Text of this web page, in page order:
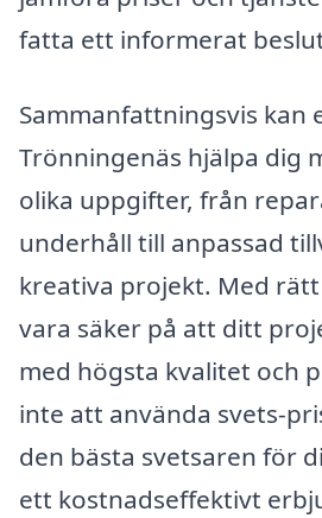
fatta ett informerat
Sammanfattningsvis kan
Trönningenäs hjälpa dig
olika uppgifter, från
underhåll till anpassad
kreativa projekt. Med
vara säker på att ditt
med högsta kvalitet och
inte att använda svets-
den bästa svetsaren för
ett kostnadseffektivt